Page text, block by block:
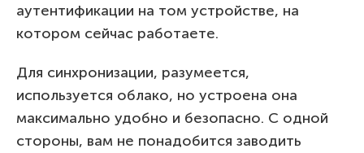
аутентификации на том устройстве, на
котором сейчас работаете.
Для синхронизации, разумеется,
используется облако, но устроена она
максимально удобно и безопасно. С одной
стороны, вам не понадобится заводить